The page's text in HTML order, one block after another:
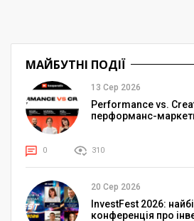
МАЙБУТНІ ПОДІЇ
13 Сер 2026
Performance vs.
перформанс-
0 310
20 Сер 2026
InvestFest 2026:
конференція про